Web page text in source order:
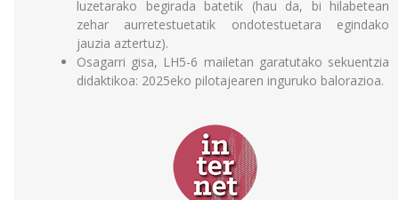
luzetarako begirada batetik (hau da, bi hilabetean
zehar aurretestuetatik ondotestuetara egindako
jauzia aztertuz).
Osagarri gisa, LH5-6 mailetan garatutako sekuentzia
didaktikoa: 2025eko pilotajearen inguruko balorazioa.